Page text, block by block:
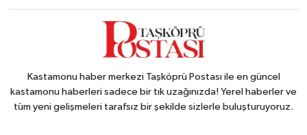
Kastamonu haber merkezi Taşköprü Postası ile en güncel
kastamonu haberleri sadece bir tık uzağınızda! Yerel haberler ve
tüm yeni gelişmeleri tarafsız bir şekilde sizlerle buluşturuyoruz.